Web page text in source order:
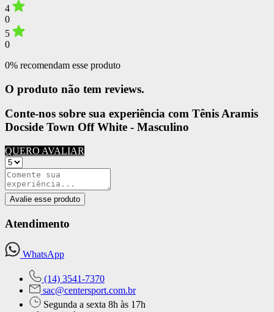
4
0
5
0
0% recomendam esse produto
O produto não tem reviews.
Conte-nos sobre sua experiência com Tênis Aramis
Docside Town Off White - Masculino
QUERO AVALIAR
Avalie esse produto
Atendimento
WhatsApp
(14) 3541-7370
sac@centersport.com.br
Segunda a sexta 8h às 17h